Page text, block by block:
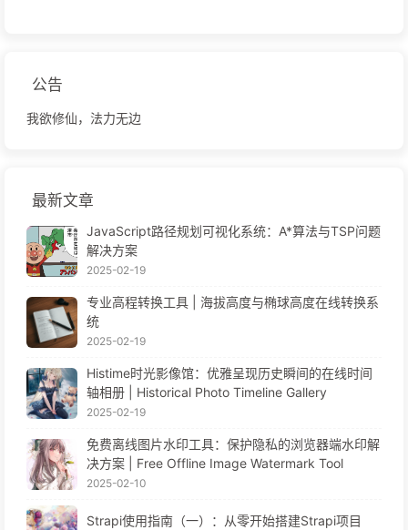
公告
我欲修仙，法力无边
最新文章
JavaScript路径规划可视化系统：A*算法与TSP问题
解决方案
2025-02-19
专业高程转换工具 | 海拔高度与椭球高度在线转换系
统
2025-02-19
Histime时光影像馆：优雅呈现历史瞬间的在线时间
轴相册 | Historical Photo Timeline Gallery
2025-02-19
免费离线图片水印工具：保护隐私的浏览器端水印解
决方案 | Free Offline Image Watermark Tool
2025-02-10
Strapi使用指南（一）：从零开始搭建Strapi项目